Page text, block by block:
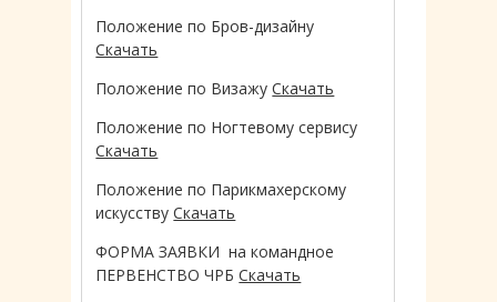
Положение по Бров-дизайну
Скачать
Положение по ВизажуСкачать
Положение по Ногтевому сервису
Скачать
Положение по Парикмахерскому
искусствуСкачать
ФОРМА ЗАЯВКИ на командное
ПЕРВЕНСТВО ЧРБСкачать